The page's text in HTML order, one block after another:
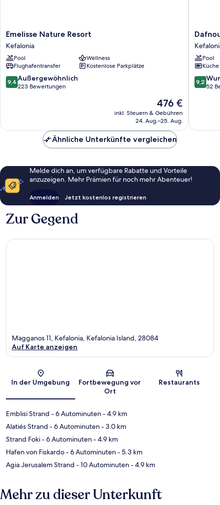
Emelisse
Nature
Resort
Kefalonia
Emelisse Nature Resort
Kefalonia
Pool
Wellness
Flughafentransfer
Kostenlose Parkplätze
9.4
von
9,4 Außergewöhnlich
223 Bewertungen
Der
Preis
beträgt
476 €
inkl. Steuern & Gebühren
24. Aug.–25. Aug.
Pool
Küche
9.2
von
9,2
52
Ähnliche Unterkünfte vergleichen
Melde dich an, um verfügbare Rabatte und Vorteile
anzuzeigen. Mehr Prämien für noch mehr Abenteuer!
Anmelden Jetzt kostenlos registrieren
Zur Gegend
Karte
Magganos 11, Kefalonia, Kefalonia Island, 28084
Auf Karte anzeigen
In der Umgebung
Fortbewegung vor
Ort
Restaurants
Emblisi Strand - 6 Autominuten- 4.9 km
Alatiés Strand - 6 Autominuten- 3.0 km
Strand Foki- 6 Autominuten- 4.9 km
Hafen von Fiskardo- 6 Autominuten- 5.3 km
Agia Jerusalem Strand - 10 Autominuten- 4.9 km
Mehr zu dieser Unterkunft